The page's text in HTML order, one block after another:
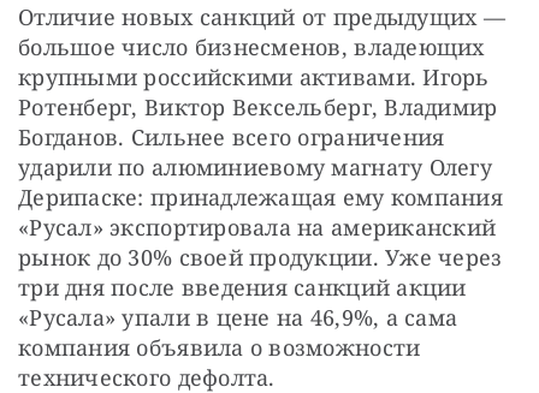
Отличие новых санкций от предыдущих —
большое число бизнесменов, владеющих
крупными российскими активами. Игорь
Ротенберг, Виктор Вексельберг, Владимир
Богданов. Сильнее всего ограничения
ударили по алюминиевому магнату Олегу
Дерипаске: принадлежащая ему компания
«Русал» экспортировала на американский
рынок до 30% своей продукции. Уже через
три дня после введения санкций акции
«Русала» упали в цене на 46,9%, а сама
компания объявила о возможности
технического дефолта.